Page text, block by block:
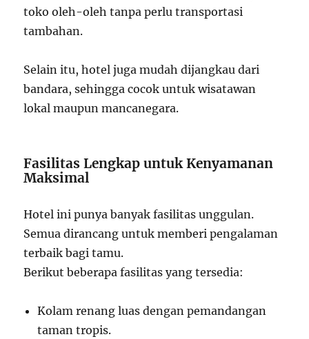
toko oleh-oleh tanpa perlu transportasi
tambahan.
Selain itu, hotel juga mudah dijangkau dari
bandara, sehingga cocok untuk wisatawan
lokal maupun mancanegara.
Fasilitas Lengkap untuk Kenyamanan
Maksimal
Hotel ini punya banyak fasilitas unggulan.
Semua dirancang untuk memberi pengalaman
terbaik bagi tamu.
Berikut beberapa fasilitas yang tersedia:
Kolam renang luas dengan pemandangan
taman tropis.